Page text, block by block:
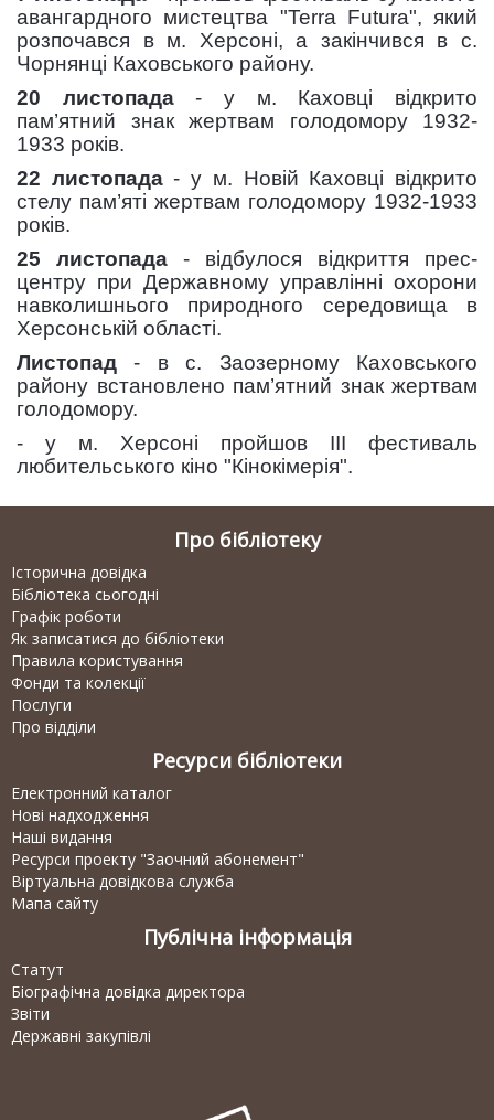
авангардного мистецтва "Terra Futura", який
розпочався в м. Херсоні, а закінчився в с.
Чорнянці Каховського району.
20 листопада- у м. Каховці відкрито
пам’ятний знак жертвам голодомору 1932-
1933 років.
22 листопада- у м. Новій Каховці відкрито
стелу пам’яті жертвам голодомору 1932-1933
років.
25 листопада - відбулося відкриття прес-
центру при Державному управлінні охорони
навколишнього природного середовища в
Херсонській області.
Листопад - в с. Заозерному Каховського
району встановлено пам’ятний знак жертвам
голодомору.
- у м. Херсоні пройшов III фестиваль
любительського кіно "Кінокімерія".
Про бібліотеку
Історична довідка
Бібліотека сьогодні
Графік роботи
Як записатися до бібліотеки
Правила користування
Фонди та колекції
Послуги
Про відділи
Ресурси бібліотеки
Електронний каталог
Нові надходження
Наші видання
Ресурси проекту "Заочний абонемент"
Віртуальна довідкова служба
Мапа сайту
Публічна інформація
Статут
Біографічна довідка директора
Звіти
Державні закупівлі